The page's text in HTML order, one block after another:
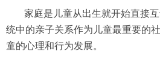
家庭是儿童从出生就开始直接
统中的亲子关系作为儿童最重要的
童的心理和行为发展。